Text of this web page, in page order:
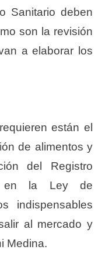
Sanitario deben
son la revisión
a elaborar los
están el
de alimentos y
del Registro
en la Ley de
indispensables
al mercado y
Medina.